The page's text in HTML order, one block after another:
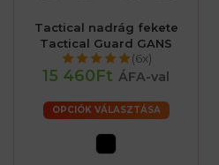
Tactical nadrág fekete
Tactical Guard GANS
(6x)
15 460Ft ÁFA-val
OPCIÓK VÁLASZTÁSA